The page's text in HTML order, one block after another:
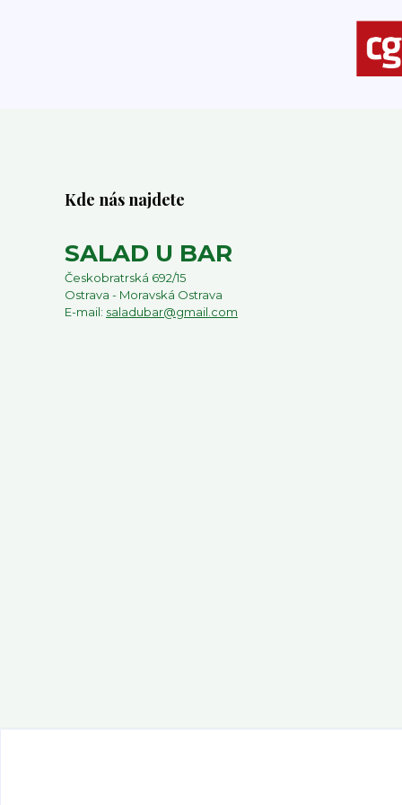
Kde nás najdete
SALAD U BAR
Českobratrská 692/15
Ostrava - Moravská Ostrava
E-mail: saladubar@gmail.com